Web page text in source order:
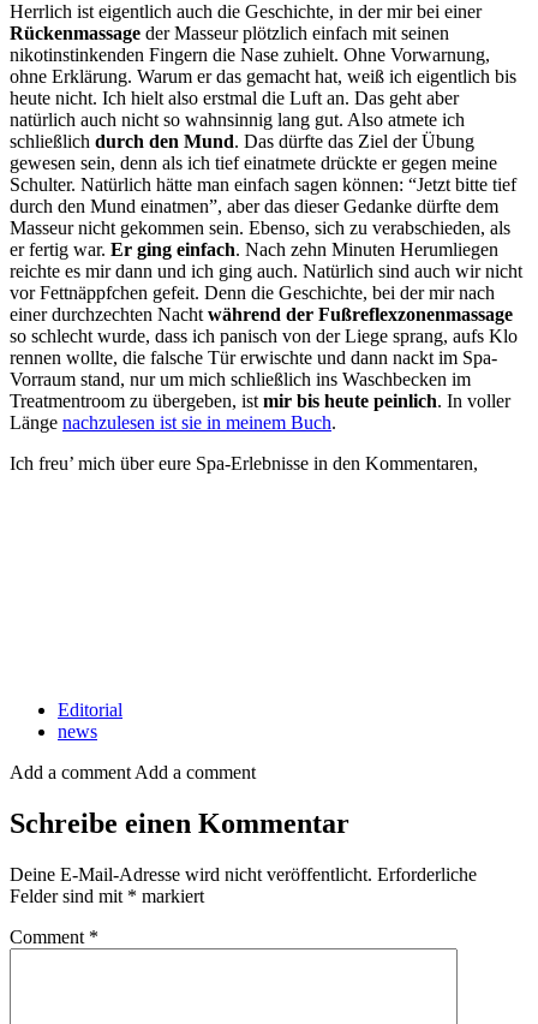
Herrlich ist eigentlich auch die Geschichte, in der mir bei einer
Rückenmassage der Masseur plötzlich einfach mit seinen
nikotinstinkenden Fingern die Nase zuhielt. Ohne Vorwarnung,
ohne Erklärung. Warum er das gemacht hat, weiß ich eigentlich bis
heute nicht. Ich hielt also erstmal die Luft an. Das geht aber
natürlich auch nicht so wahnsinnig lang gut. Also atmete ich
schließlich durch den Mund. Das dürfte das Ziel der Übung
gewesen sein, denn als ich tief einatmete drückte er gegen meine
Schulter. Natürlich hätte man einfach sagen können: “Jetzt bitte tief
durch den Mund einatmen”, aber das dieser Gedanke dürfte dem
Masseur nicht gekommen sein. Ebenso, sich zu verabschieden, als
er fertig war. Er ging einfach. Nach zehn Minuten Herumliegen
reichte es mir dann und ich ging auch. Natürlich sind auch wir nicht
vor Fettnäppfchen gefeit. Denn die Geschichte, bei der mir nach
einer durchzechten Nacht während der Fußreflexzonenmassage
so schlecht wurde, dass ich panisch von der Liege sprang, aufs Klo
rennen wollte, die falsche Tür erwischte und dann nackt im Spa-
Vorraum stand, nur um mich schließlich ins Waschbecken im
Treatmentroom zu übergeben, ist mir bis heute peinlich. In voller
Länge nachzulesen ist sie in meinem Buch.
Ich freu’ mich über eure Spa-Erlebnisse in den Kommentaren,
Editorial
news
Add a comment Add a comment
Schreibe einen Kommentar
Deine E-Mail-Adresse wird nicht veröffentlicht. Erforderliche
Felder sind mit * markiert
Comment *